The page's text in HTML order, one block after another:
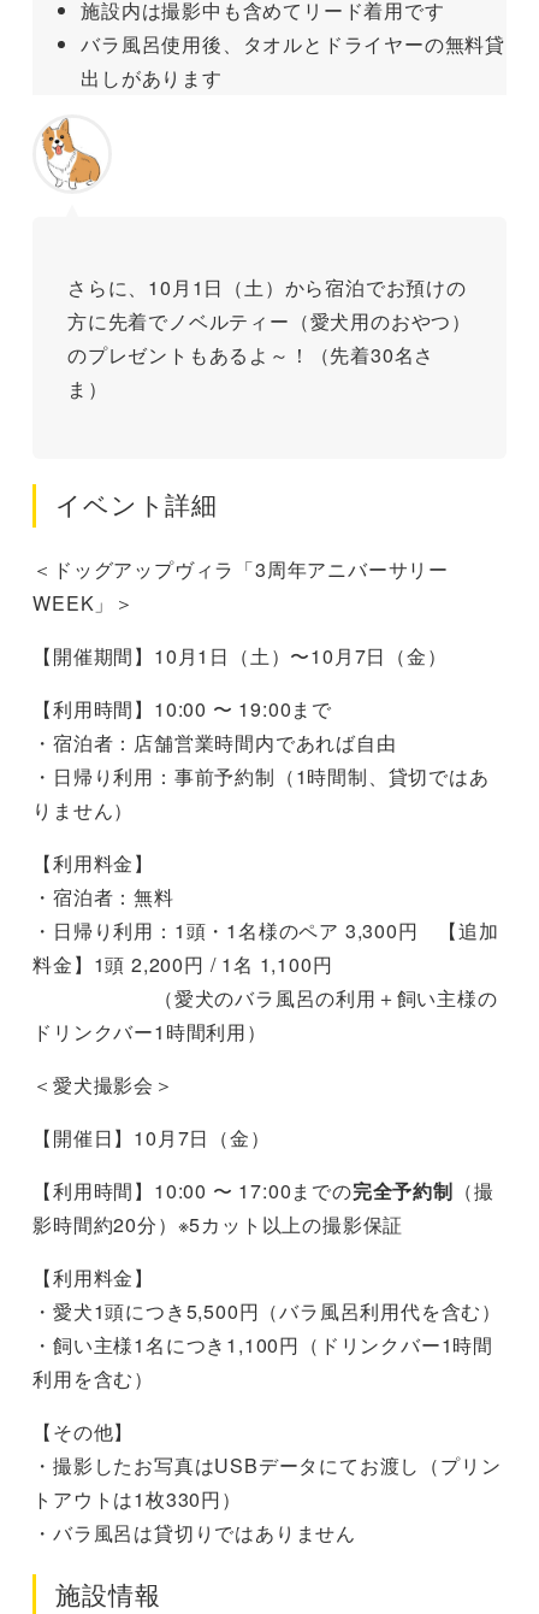
施設内は撮影中も含めてリード着用です
バラ風呂使用後、タオルとドライヤーの無料貸
出しがあります
さらに、10月1日（土）から宿泊でお預けの
方に先着でノベルティー（愛犬用のおやつ）
のプレゼントもあるよ～！（先着30名さ
ま）
イベント詳細
＜ドッグアップヴィラ「3周年アニバーサリー
WEEK」＞
【開催期間】10月1日（土）〜10月7日（金）
【利用時間】10:00 〜 19:00まで
・宿泊者：店舗営業時間内であれば自由
・日帰り利用：事前予約制（1時間制、貸切ではあ
りません）
【利用料金】
・宿泊者：無料
・日帰り利用：1頭・1名様のペア 3,300円 【追加
料金】1頭 2,200円 / 1名 1,100円
（愛犬のバラ風呂の利用＋飼い主様の
ドリンクバー1時間利用）
＜愛犬撮影会＞
【開催日】10月7日（金）
【利用時間】10:00 〜 17:00までの完全予約制 （撮
影時間約20分）※5カット以上の撮影保証
【利用料金】
・愛犬1頭につき5,500円（バラ風呂利用代を含む）
・飼い主様1名につき1,100円（ドリンクバー1時間
利用を含む）
【その他】
・撮影したお写真はUSBデータにてお渡し（プリン
トアウトは1枚330円）
・バラ風呂は貸切りではありません
施設情報